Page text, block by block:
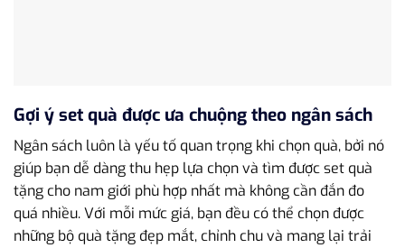
Gợi ý set quà được ưa chuộng theo ngân sách
Ngân sách luôn là yếu tố quan trọng khi chọn quà, bởi nó
giúp bạn dễ dàng thu hẹp lựa chọn và tìm được set quà
tặng cho nam giới phù hợp nhất mà không cần đắn đo
quá nhiều. Với mỗi mức giá, bạn đều có thể chọn được
những bộ quà tặng đẹp mắt, chỉnh chu và mang lại trải